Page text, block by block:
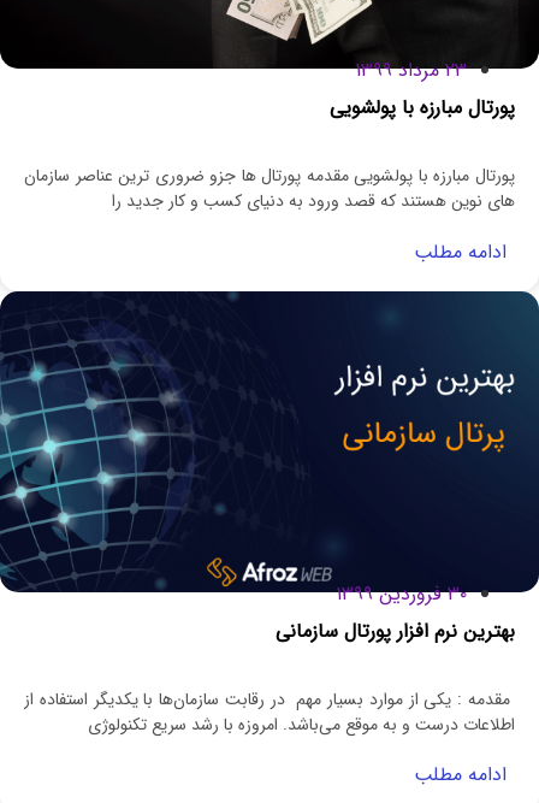
۲۳ مرداد ۱۳۹۹
پورتال مبارزه با پولشویی
پورتال مبارزه با پولشویی مقدمه پورتال ها جزو ضروری ترین عناصر سازمان
های نوین هستند که قصد ورود به دنیای کسب و کار جدید را
ادامه مطلب
۳۰ فروردین ۱۳۹۹
بهترین نرم افزار پورتال سازمانی
مقدمه : یکی از موارد بسیار مهم در رقابت سازمان‏‌ها با یکدیگر استفاده از
اطلاعات درست و به موقع می‌‏باشد. امروزه با رشد سریع تکنولوژی
ادامه مطلب